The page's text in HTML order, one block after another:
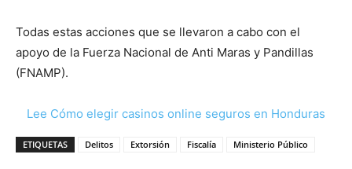
Todas estas acciones que se llevaron a cabo con el
apoyo de la Fuerza Nacional de Anti Maras y Pandillas
(FNAMP).
Lee Cómo elegir casinos online seguros en Honduras
ETIQUETAS Delitos Extorsión Fiscalía Ministerio Público